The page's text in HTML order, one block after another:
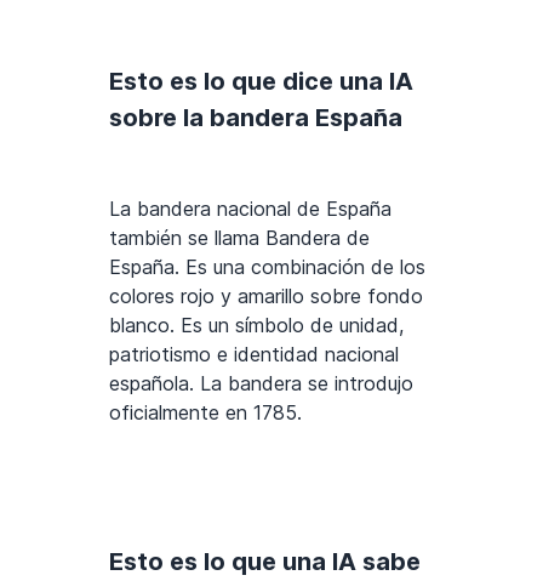
Esto es lo que dice una IA
sobre la bandera España
La bandera nacional de España
también se llama Bandera de
España. Es una combinación de los
colores rojo y amarillo sobre fondo
blanco. Es un símbolo de unidad,
patriotismo e identidad nacional
española. La bandera se introdujo
oficialmente en 1785.
Esto es lo que una IA sabe